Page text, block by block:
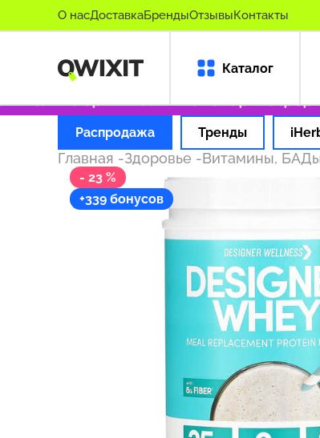
О насДоставкаБрендыОтзывыКонтакты
Каталог
оригинальные товары
Распродажа Тренды
Главная -Здоровье -Витамины,
- 23 %
+339 бонусов